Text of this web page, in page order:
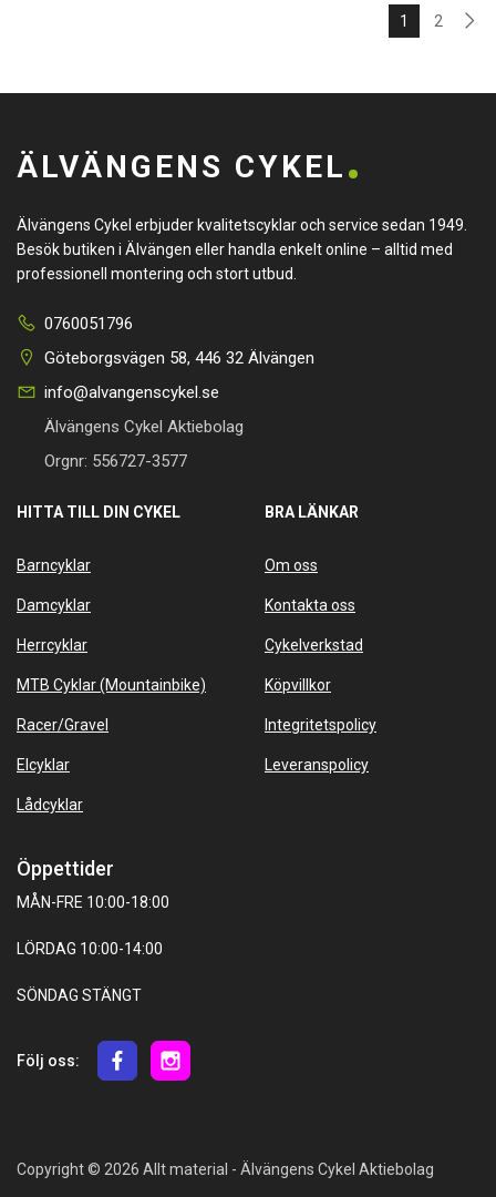
1 2
ÄLVÄNGENS CYKEL
Älvängens Cykel erbjuder kvalitetscyklar och service sedan 1949.
Besök butiken i Älvängen eller handla enkelt online – alltid med
professionell montering och stort utbud.
0760051796
Göteborgsvägen 58, 446 32 Älvängen
info@alvangenscykel.se
Älvängens Cykel Aktiebolag
Orgnr: 556727-3577
HITTA TILL DIN CYKEL
Barncyklar
Damcyklar
Herrcyklar
MTB Cyklar (Mountainbike)
Racer/Gravel
Elcyklar
Lådcyklar
BRA LÄNKAR
Om oss
Kontakta oss
Cykelverkstad
Köpvillkor
Integritetspolicy
Leveranspolicy
Öppettider
MÅN-FRE 10:00-18:00
LÖRDAG 10:00-14:00
SÖNDAG STÄNGT
Följ oss:
Copyright © 2026 Allt material - Älvängens Cykel Aktiebolag